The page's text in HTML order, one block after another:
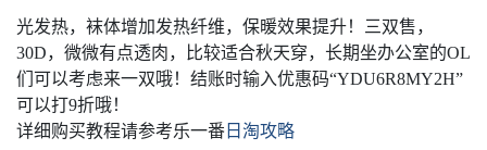
光发热，袜体增加发热纤维，保暖效果提升！三双售，
30D，微微有点透肉，比较适合秋天穿，长期坐办公室的OL
们可以考虑来一双哦！结账时输入优惠码“YDU6R8MY2H”
可以打9折哦！
详细购买教程请参考乐一番 日淘攻略